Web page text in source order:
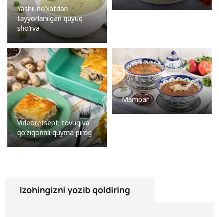
Yashil no’xatdan
tayyorlanilgan quyuq
sho’rva
Videoretsept: tovuq va
qo’ziqorinli quyma pirog
Mampar
Izohingizni yozib qoldiring